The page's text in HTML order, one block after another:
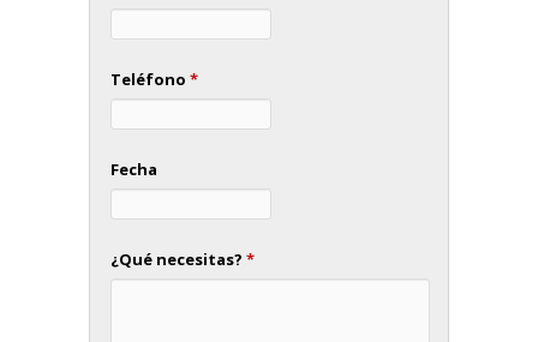
Teléfono *
Fecha
¿Qué necesitas? *